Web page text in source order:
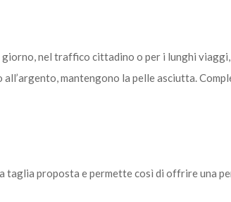
nel traffico cittadino o per i lunghi
mantengono la pelle asciutta.
taglia proposta e permette così di offrire una